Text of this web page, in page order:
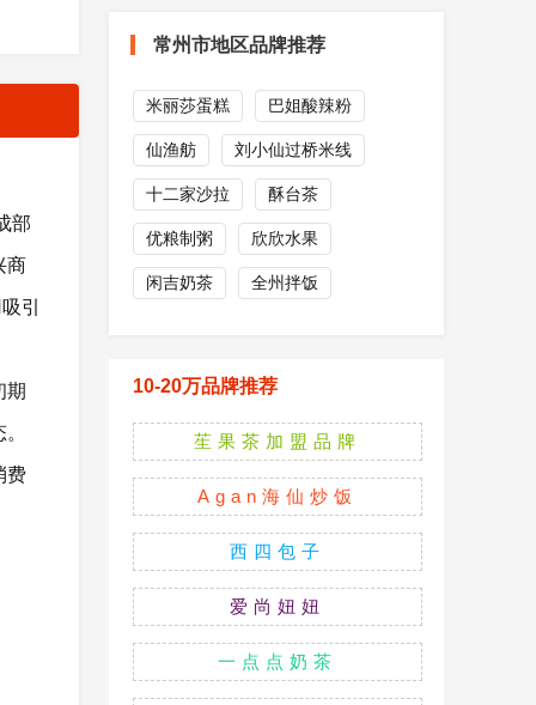
部
商
引
期
费
常州市地区品牌推荐
米丽莎蛋糕 巴姐酸辣粉
仙渔舫 刘小仙过桥米线
十二家沙拉 酥台茶
优粮制粥 欣欣水果
闲吉奶茶 全州拌饭
10-20万品牌推荐
苼果茶加盟品牌
Agan海仙炒饭
西四包子
爱尚妞妞
一点点奶茶